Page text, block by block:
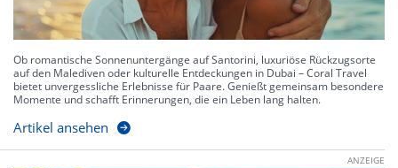
Ob romantische Sonnenuntergänge auf Santorini, luxuriöse Rückzugsorte
auf den Malediven oder kulturelle Entdeckungen in Dubai – Coral Travel
bietet unvergessliche Erlebnisse für Paare. Genießt gemeinsam besondere
Momente und schafft Erinnerungen, die ein Leben lang halten.
Artikel ansehen
ANZEIGE